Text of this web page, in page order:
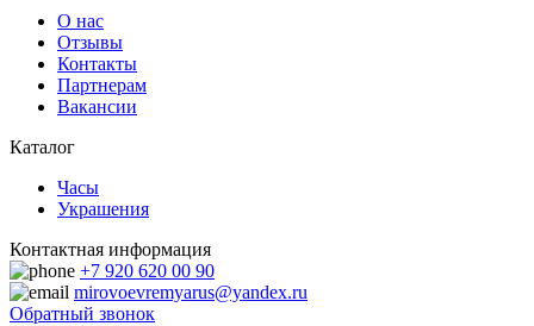
О нас
Отзывы
Контакты
Партнерам
Вакансии
Каталог
Часы
Украшения
Контактная информация
+7 920 620 00 90
mirovoevremyarus@yandex.ru
Обратный звонок